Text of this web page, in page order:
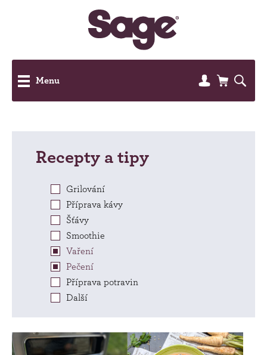
Menu
Recepty a tipy
Grilování
Příprava kávy
Šťávy
Smoothie
Vaření
Pečení
Příprava potravin
Další